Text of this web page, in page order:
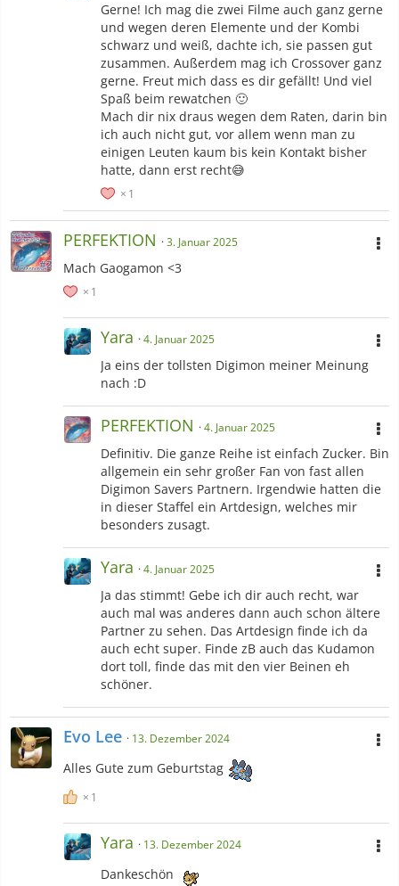
Gerne! Ich mag die zwei Filme auch ganz gerne
und wegen deren Elemente und der Kombi
schwarz und weiß, dachte ich, sie passen gut
zusammen. Außerdem mag ich Crossover ganz
gerne. Freut mich dass es dir gefällt! Und viel
Spaß beim rewatchen 🙂
Mach dir nix draus wegen dem Raten, darin bin
ich auch nicht gut, vor allem wenn man zu
einigen Leuten kaum bis kein Kontakt bisher
hatte, dann erst recht😅
1
PERFEKTION 3. Januar 2025
Mach Gaogamon <3
1
Yara 4. Januar 2025
Ja eins der tollsten Digimon meiner Meinung
nach :D
PERFEKTION 4. Januar 2025
Definitiv. Die ganze Reihe ist einfach Zucker. Bin
allgemein ein sehr großer Fan von fast allen
Digimon Savers Partnern. Irgendwie hatten die
in dieser Staffel ein Artdesign, welches mir
besonders zusagt.
Yara 4. Januar 2025
Ja das stimmt! Gebe ich dir auch recht, war
auch mal was anderes dann auch schon ältere
Partner zu sehen. Das Artdesign finde ich da
auch echt super. Finde zB auch das Kudamon
dort toll, finde das mit den vier Beinen eh
schöner.
Evo Lee 13. Dezember 2024
Alles Gute zum Geburtstag
1
Yara 13. Dezember 2024
Dankeschön